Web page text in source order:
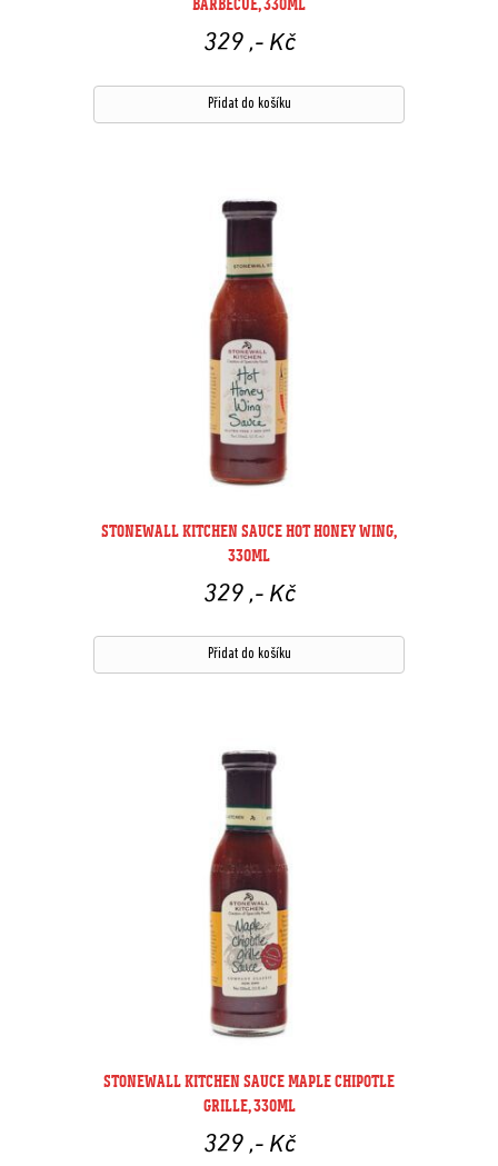
BARBECUE, 330ML
329 ,- Kč
Přidat do košíku
STONEWALL KITCHEN SAUCE HOT HONEY WING,
330ML
329 ,- Kč
Přidat do košíku
STONEWALL KITCHEN SAUCE MAPLE CHIPOTLE
GRILLE, 330ML
329 ,- Kč